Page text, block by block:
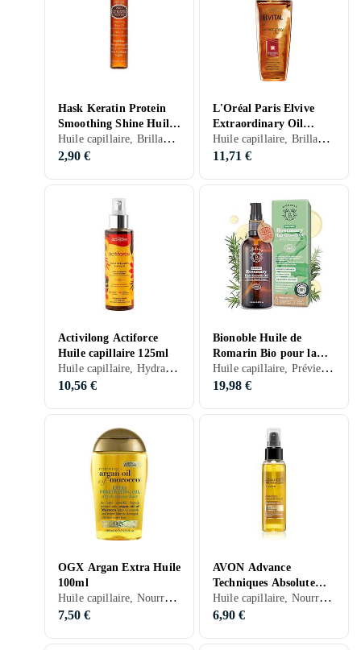
Hask Keratin Protein
Smoothing Shine Huile
capillaire 18ml
Huile capillaire, Brillance, Hydratant/Adoucissant, Nourrissant, Anti-frisottis, Secs, Abîmés, Frisés, 18 ml/g
2,90 €
L'Oréal Paris Elvive
Extraordinary Oil
Cheveux Colorés Huile
Capillaire 100ml
Huile capillaire, Brillance, Hydratant/Adoucissant, Nourrissant, Ecran solaire, Anti-frisottis, Normaux, Secs, Colorés, Abîmés, Frisés, 100 ml/g
11,71 €
Activilong Actiforce
Huile capillaire 125ml
Huile capillaire, Hydratant/Adoucissant, Bouclés/Permanentés, 125 ml/g
10,56 €
Bionoble Huile de
Romarin Bio pour la
Croissance des Cheveux
100ml
Huile capillaire, Prévient la perte de cheveux, Stimule la croissance des cheveux, 100 ml/g
19,98 €
OGX Argan Extra Huile
100ml
Huile capillaire, Nourrissant, Secs
7,50 €
AVON Advance
Techniques Absolute
Nourishment Huile
Capillaire Nourrissante
Huile capillaire, Nourrissant, 100 ml/g
6,90 €